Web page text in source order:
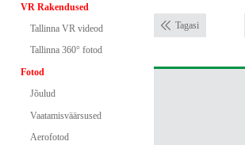
VR Rakendused
Tallinna VR videod
Tallinna 360° fotod
Fotod
Jõulud
Vaatamisväärsused
Aerofotod
Tagasi